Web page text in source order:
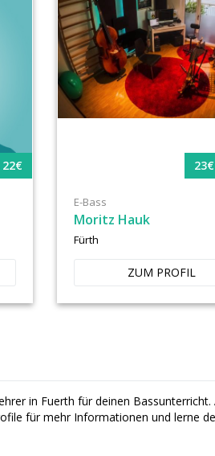
E-Bass
Moritz Hauk
Fürth
ZUM PROFIL
in Fuerth für deinen
für mehr Informationen und lerne